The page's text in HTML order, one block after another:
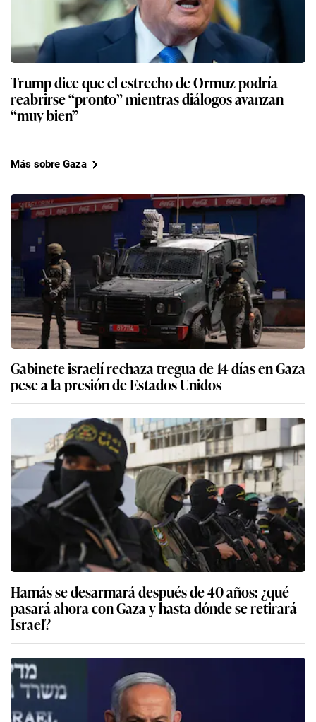
Trump dice que el estrecho de Ormuz podría
reabrirse “pronto” mientras diálogos avanzan
“muy bien”
Más sobre Gaza
Gabinete israelí rechaza tregua de 14 días en Gaza
pese a la presión de Estados Unidos
Hamás se desarmará después de 40 años: ¿qué
pasará ahora con Gaza y hasta dónde se retirará
Israel?